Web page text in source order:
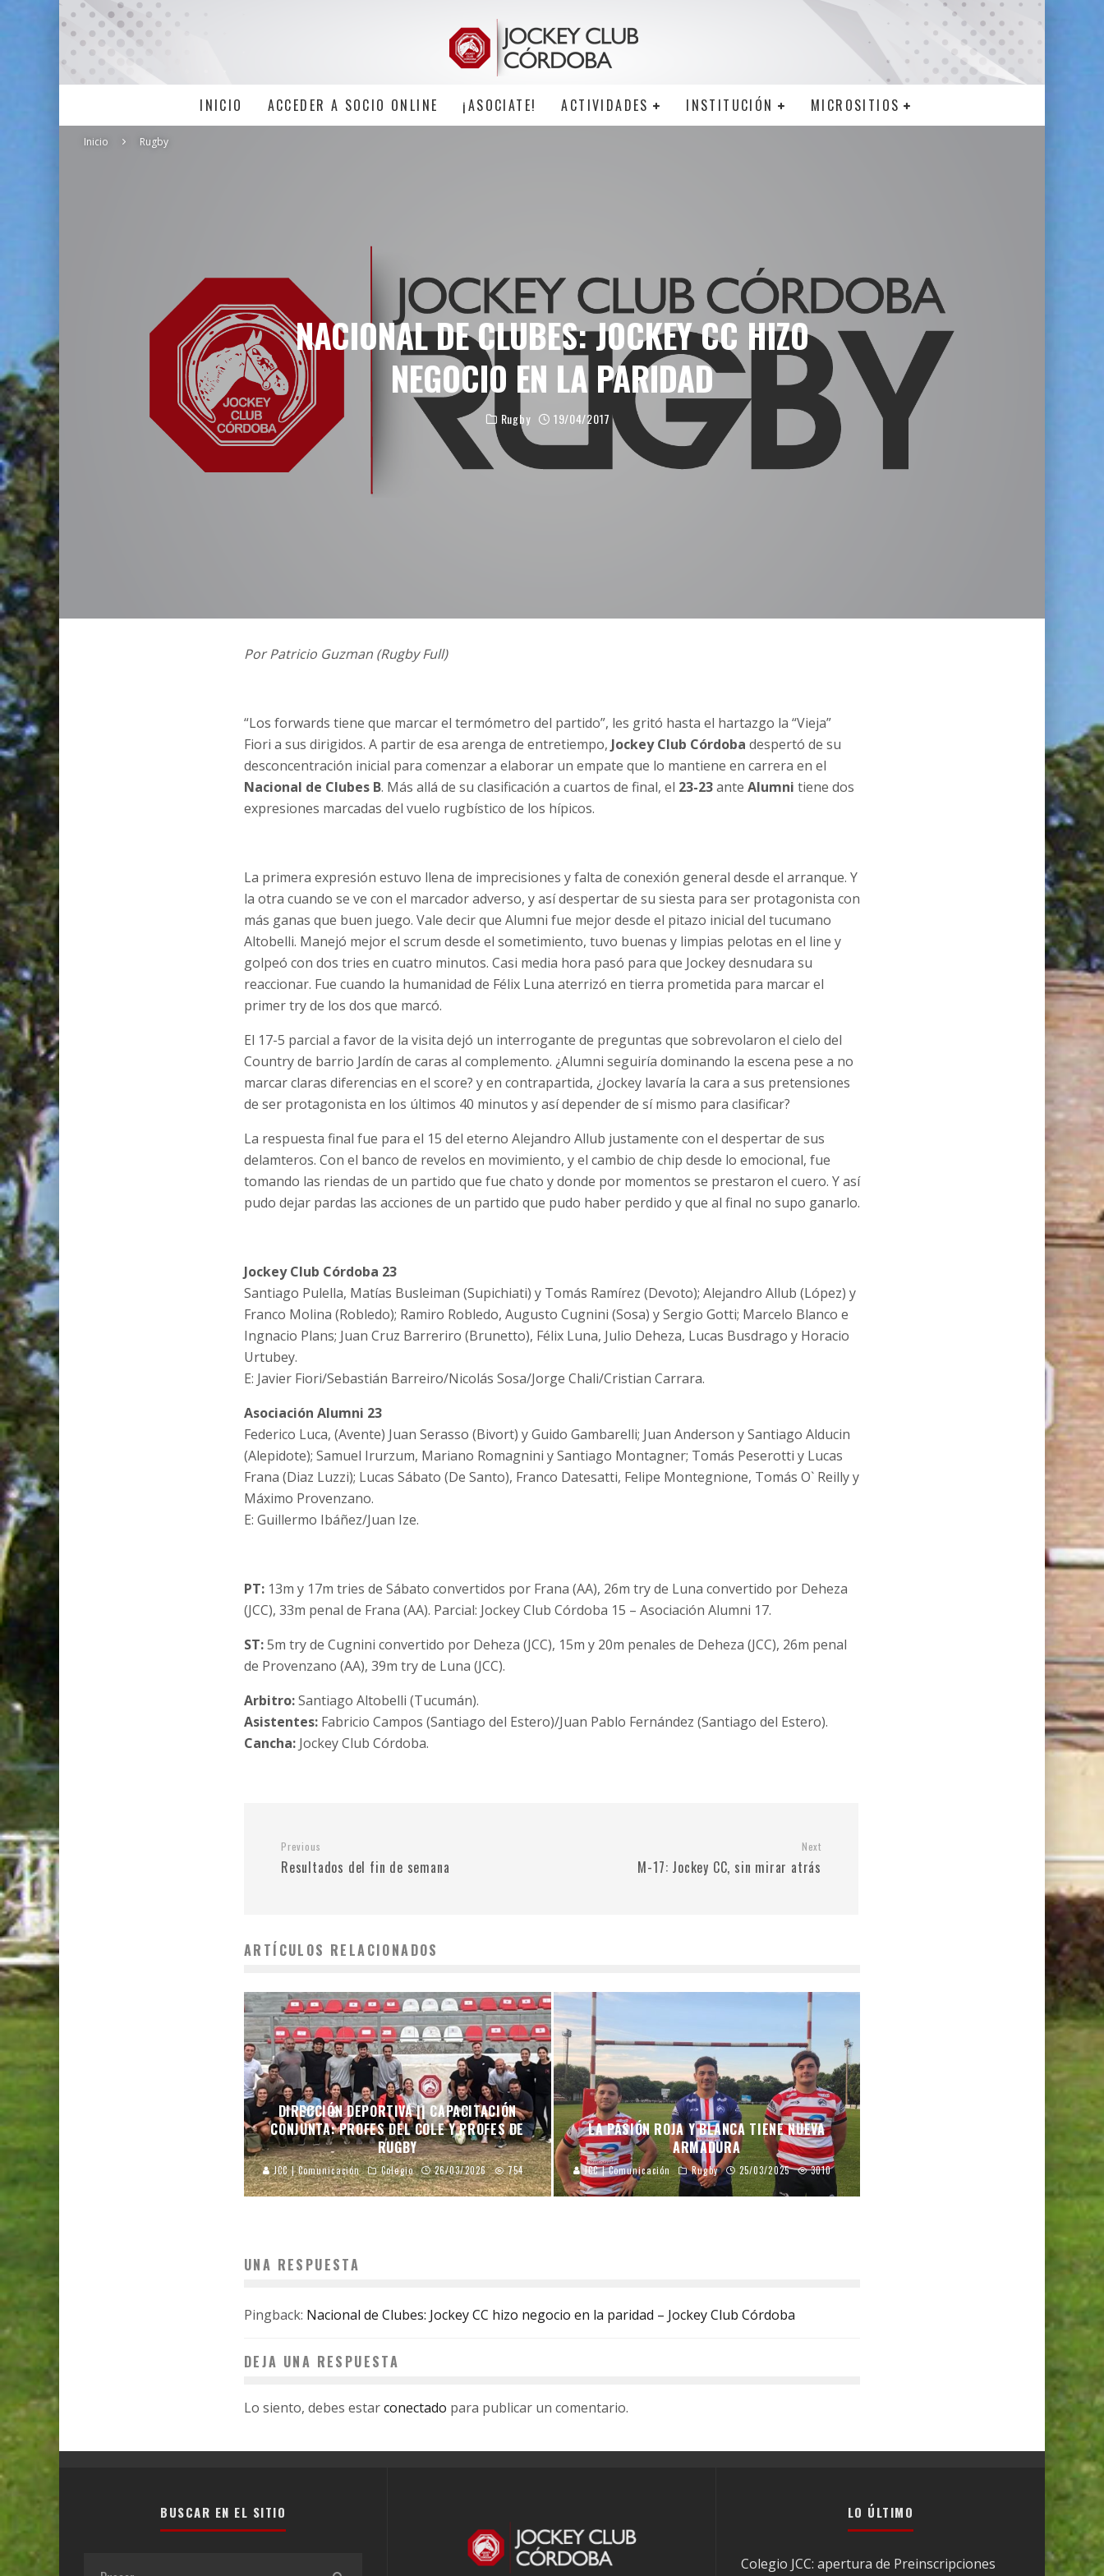
INICIO ACCEDER A SOCIO ONLINE ¡ASOCIATE! ACTIVIDADES INSTITUCIÓN MICROSITIOS
Inicio Rugby
NACIONAL DE CLUBES: JOCKEY CC HIZO
NEGOCIO EN LA PARIDAD
Rugby 19/04/2017
Por Patricio Guzman (Rugby Full)
“Los forwards tiene que marcar el termómetro del partido”, les gritó hasta el hartazgo la “Vieja”
Fiori a sus dirigidos. A partir de esa arenga de entretiempo, Jockey Club Córdoba despertó de su
desconcentración inicial para comenzar a elaborar un empate que lo mantiene en carrera en el
Nacional de Clubes B. Más allá de su clasificación a cuartos de final, el 23-23ante Alumni tiene dos
expresiones marcadas del vuelo rugbístico de los hípicos.
La primera expresión estuvo llena de imprecisiones y falta de conexión general desde el arranque. Y
la otra cuando se ve con el marcador adverso, y así despertar de su siesta para ser protagonista con
más ganas que buen juego. Vale decir que Alumni fue mejor desde el pitazo inicial del tucumano
Altobelli. Manejó mejor el scrum desde el sometimiento, tuvo buenas y limpias pelotas en el line y
golpeó con dos tries en cuatro minutos. Casi media hora pasó para que Jockey desnudara su
reaccionar. Fue cuando la humanidad de Félix Luna aterrizó en tierra prometida para marcar el
primer try de los dos que marcó.
El 17-5 parcial a favor de la visita dejó un interrogante de preguntas que sobrevolaron el cielo del
Country de barrio Jardín de caras al complemento. ¿Alumni seguiría dominando la escena pese a no
marcar claras diferencias en el score? y en contrapartida, ¿Jockey lavaría la cara a sus pretensiones
de ser protagonista en los últimos 40 minutos y así depender de sí mismo para clasificar?
La respuesta final fue para el 15 del eterno Alejandro Allub justamente con el despertar de sus
delamteros. Con el banco de revelos en movimiento, y el cambio de chip desde lo emocional, fue
tomando las riendas de un partido que fue chato y donde por momentos se prestaron el cuero. Y así
pudo dejar pardas las acciones de un partido que pudo haber perdido y que al final no supo ganarlo.
Jockey Club Córdoba 23
Santiago Pulella, Matías Busleiman (Supichiati) y Tomás Ramírez (Devoto); Alejandro Allub (López) y
Franco Molina (Robledo); Ramiro Robledo, Augusto Cugnini (Sosa) y Sergio Gotti; Marcelo Blanco e
Ingnacio Plans; Juan Cruz Barreriro (Brunetto), Félix Luna, Julio Deheza, Lucas Busdrago y Horacio
Urtubey.
E: Javier Fiori/Sebastián Barreiro/Nicolás Sosa/Jorge Chali/Cristian Carrara.
Asociación Alumni 23
Federico Luca, (Avente) Juan Serasso (Bivort) y Guido Gambarelli; Juan Anderson y Santiago Alducin
(Alepidote); Samuel Irurzum, Mariano Romagnini y Santiago Montagner; Tomás Peserotti y Lucas
Frana (Diaz Luzzi); Lucas Sábato (De Santo), Franco Datesatti, Felipe Montegnione, Tomás O` Reilly y
Máximo Provenzano.
E: Guillermo Ibáñez/Juan Ize.
PT: 13m y 17m tries de Sábato convertidos por Frana (AA), 26m try de Luna convertido por Deheza
(JCC), 33m penal de Frana (AA). Parcial: Jockey Club Córdoba 15 – Asociación Alumni 17.
ST:5m try de Cugnini convertido por Deheza (JCC), 15m y 20m penales de Deheza (JCC), 26m penal
de Provenzano (AA), 39m try de Luna (JCC).
Arbitro:Santiago Altobelli (Tucumán).
Asistentes: Fabricio Campos (Santiago del Estero)/Juan Pablo Fernández (Santiago del Estero).
Cancha: Jockey Club Córdoba.
Previous
Resultados del fin de semana
Next
M-17: Jockey CC, sin mirar atrás
ARTÍCULOS RELACIONADOS
DIRECCIÓN DEPORTIVA || CAPACITACIÓN
CONJUNTA: PROFES DEL COLE Y PROFES DE
RUGBY
JCC | Comunicación Colegio 26/03/2026 754
LA PASIÓN ROJA Y BLANCA TIENE NUEVA
ARMADURA
JCC | Comunicación Rugby 25/03/2025 3010
UNA RESPUESTA
Pingback: Nacional de Clubes: Jockey CC hizo negocio en la paridad – Jockey Club Córdoba
DEJA UNA RESPUESTA
Lo siento, debes estarconectado para publicar un comentario.
BUSCAR EN EL SITIO LO ÚLTIMO
Colegio JCC: apertura de Preinscripciones